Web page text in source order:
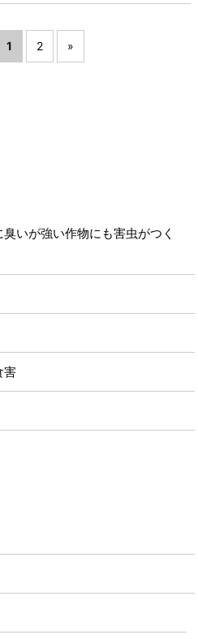
1 2 »
いが強い作物にも害虫がつく
害